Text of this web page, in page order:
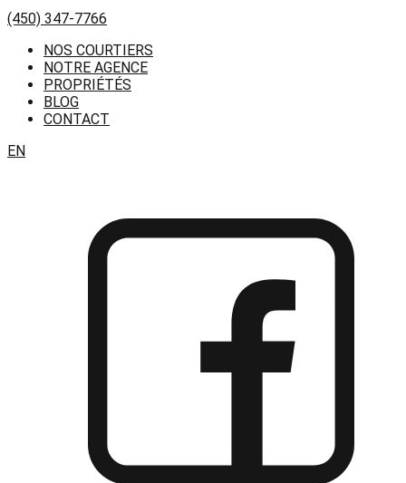
(450) 347-7766
NOS COURTIERS
NOTRE AGENCE
PROPRIÉTÉS
BLOG
CONTACT
EN